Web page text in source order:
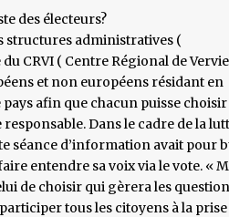
des électeurs?
structures administratives (
CRVI ( Centre Régional de
et non européens résidant en
afin que chacun puisse
Dans le cadre de la
séance d’information avait pour
entendre sa voix via le vote. «
de choisir qui gèrera les
tous les citoyens à la prise